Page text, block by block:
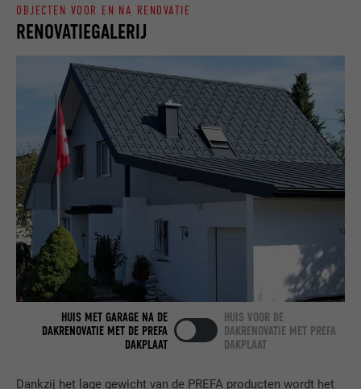
Dankzij het lage gewicht van de PREFA producten wordt het
RENOVATIEGALERIJ
OBJECTEN VOOR EN NA RENOVATIE
HUIS MET GARAGE NA DE
DAKRENOVATIE MET DE PREFA
DAKPLAAT
HUIS VOOR DE
DAKRENOVATIE MET PREFA
DAKPLAAT
DOEL
van cookies toestaat. Bevat geen
identificatiekenmerken.
Ingesteld door LinkedIn wanneer een
NAAM bcookie
AANBIEDER LinkedIn
DOEL
Gebruikt door de socialnetworking-dienst
LinkedIn voor het volgen van het gebruik
van ingebedde diensten.
NAAM bscookie
LinkedIn